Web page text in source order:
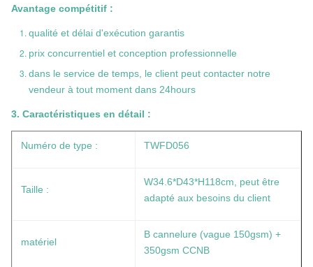
Avantage compétitif :
qualité et délai d'exécution garantis
prix concurrentiel et conception professionnelle
dans le service de temps, le client peut contacter notre
vendeur à tout moment dans 24hours
3. Caractéristiques en détail :
Numéro de type : TWFD056
Taille :
W34.6*D43*H118cm , peut être
adapté aux besoins du client
matériel
B cannelure (vague 150gsm) +
350gsm CCNB